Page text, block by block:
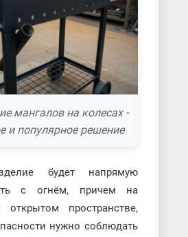
мангалов на колесах -
и популярное решение
будет напрямую
с огнём, причем на
открытом пространстве,
нужно соблюдать